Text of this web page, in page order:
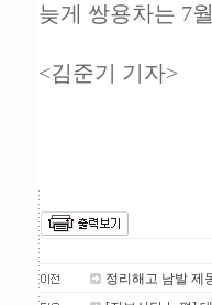
늦게 쌍용차는 7
<김준기 기자>
정리해고 남발 제